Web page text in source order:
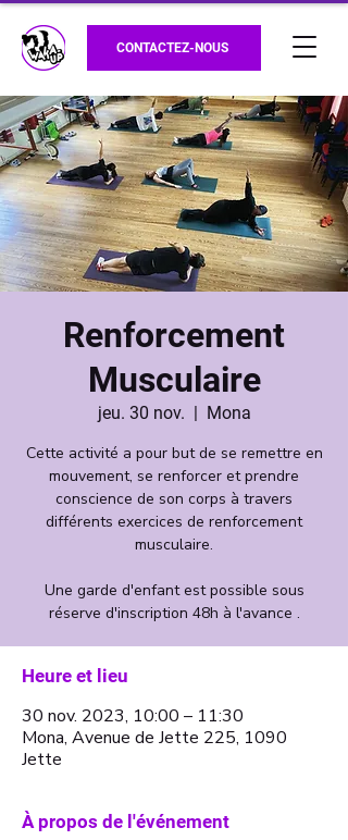
CONTACTEZ-NOUS
Renforcement
Musculaire
jeu. 30 nov.
  |
Mona
Cette activité a pour but de se remettre en
mouvement, se renforcer et prendre
conscience de son corps à travers
différents exercices de renforcement
musculaire.
Une garde d'enfant est possible sous
Heure et lieu
30 nov. 2023, 10:00 – 11:30
Mona, Avenue de Jette 225, 1090
Jette
À propos de l'événement